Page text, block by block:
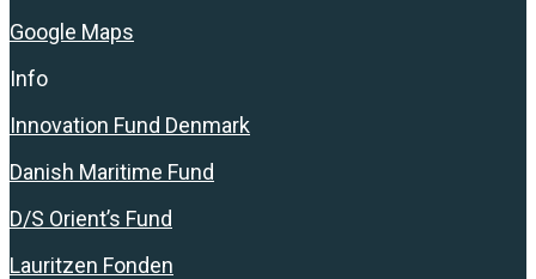
Google Maps
Info
Innovation Fund Denmark
Danish Maritime Fund
D/S Orient’s Fund
Lauritzen Fonden